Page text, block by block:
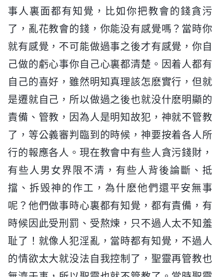
事人裏面都有知覺，比如你把教會的錢貪污
了，亂花教會的錢，你能没有感覺嗎？當時你
就有感覺，不可能做過事之後才有感覺，你自
己做的虧心事你自己心裏都清楚。因着人都有
自己的喜好，雖然明知真理該怎麽實行，但就
是遷就自己，所以做過之後也就没什麽明顯的
責備、管教，因為人是明知故犯，神就不管教
了，等公義審判臨到的時候，神要按着各人所
行的報應各人。現在教會中有些人貪污錢財，
有些人男女界限不清，有些人背後論斷、抵
擋、拆毁神的作工，為什麽他們還平安無事
呢？他們做事時心裏都有知覺，都有責備，有
時候因此受刑罰、受熬煉，只不過人太不知羞
耻了！就像人犯淫亂，當時都有知覺，不過人
的情欲太大就没法自我控制了，聖靈再管教也